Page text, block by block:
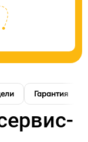
Гарантия